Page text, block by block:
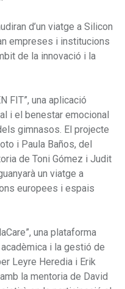
d’un viatge a Silicon
empreses i institucions
de la innovació i la
FIT”, una aplicació
i el benestar emocional
gimnasos. El projecte
i Paula Baños, del
de Toni Gómez i Judit
un viatge a
europees i espais
una plataforma
i la gestió de
Leyre Heredia i Erik
la mentoria de David